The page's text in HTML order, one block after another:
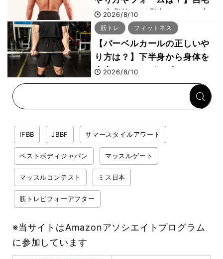
で広背筋など背中をつくる方
法をボディビル世界王者・鈴
木雅選手が解説
2026/8/10
筋トレ フィットネス
【バーベルカールの正しいや
り方は？】下半身から身体を
安定させるのがカギ！
2026/8/10
IFBB JBBF サマースタイルアワード
ベストボディジャパン マッスルゲート
マッスルコンテスト ミス日本
筋トレビフォーアフター
※当サイトはAmazonアソシエイトプログラム
に参加しています